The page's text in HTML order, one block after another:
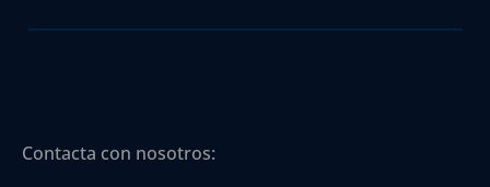
Contacta con nosotros: